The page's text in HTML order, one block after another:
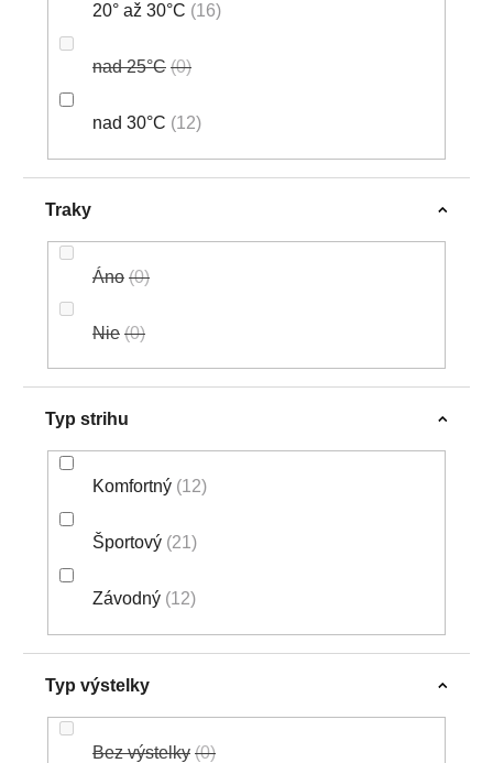
20° až 30°C 16
nad 25°C 0
nad 30°C 12
Traky
Áno 0
Nie 0
Typ strihu
Komfortný 12
Športový 21
Závodný 12
Typ výstelky
Bez výstelky 0